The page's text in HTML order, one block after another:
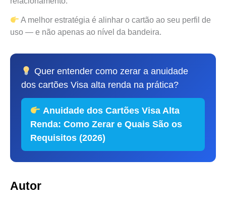
A melhor estratégia é alinhar o cartão ao seu perfil de
uso — e não apenas ao nível da bandeira.
Quer entender como zerar a anuidade
dos cartões Visa alta renda na prática?
Anuidade dos Cartões Visa Alta
Renda: Como Zerar e Quais São os
Requisitos (2026)
Autor